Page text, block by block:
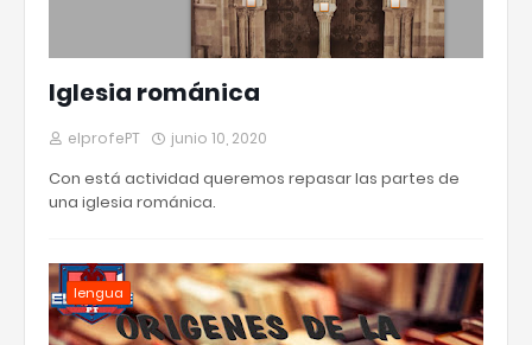
Iglesia románica
elprofePT junio 10, 2020
Con está actividad queremos repasar las partes de
una iglesia románica.
lengua